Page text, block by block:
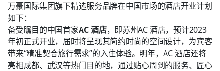
万豪国际集团旗下精选服务品牌在中国市场的酒店开业计划
如下：​
备受瞩目的中国首家AC 酒店，即苏州AC 酒店，预计2023
年初正式开业，届时将呈现其简约时尚的空间设计，为宾客
带来“精准契合旅行需求”的入住体验。明年，AC 酒店还将
亮相成都、武汉等热门目的地，通过贴心周到的服务、匠心